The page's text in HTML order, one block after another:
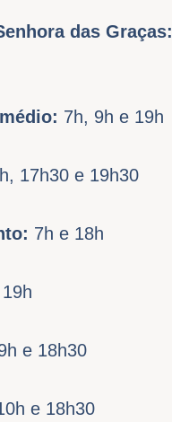
das Graças:
7h, 9h e 19h
17h30 e 19h30
7h e 18h
e 18h30
e 18h30